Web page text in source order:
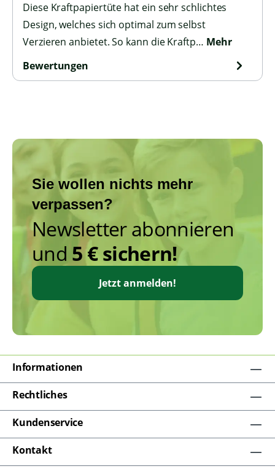
Diese Kraftpapiertüte hat ein sehr schlichtes
Design, welches sich optimal zum selbst
Verzieren anbietet. So kann die Kraftp… Mehr
Bewertungen
Sie wollen nichts mehr
verpassen?
Newsletter abonnieren
und 5 € sichern!
Jetzt anmelden!
Informationen
Rechtliches
Kundenservice
Kontakt